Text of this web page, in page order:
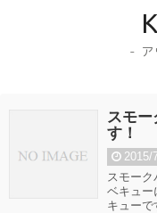
- ア
スモー
す！
2015/
スモー
ベキュー
キュー